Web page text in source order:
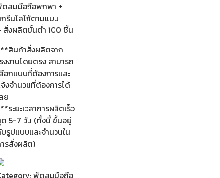
ลมมือถือพกพา +
รีนโลโก้ตามแบบ
สั่งผลิตขั้นต่ำ 100 ชิ้น
สินค้าสั่งผลิตจาก
งงานโดยตรง สามารถ
อกแบบที่ต้องการและ
งจำนวนที่ต้องการได้
ย
ระยะเวลาการผลิตเร็ว
5-7 วัน (ทั้งนี้ ขึ้นอยู่
รูปแบบและจำนวนใน
รสั่งผลิต)
พัดลมมือถือ